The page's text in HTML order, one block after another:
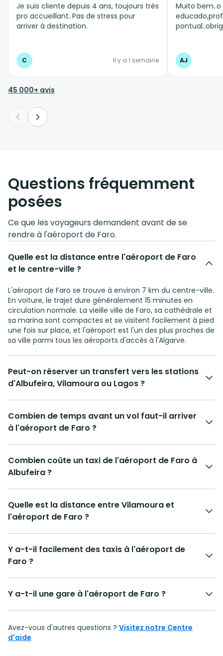
Je suis cliente depuis 4 ans, toujours très
pro accueillant. Pas de stress pour
arriver à destination.
C Il y a 1 semaine
Muito bem..o
AJ
45 000+ avis
Questions fréquemment
posées
Ce que les voyageurs demandent avant de se
rendre à l'aéroport de Faro.
Quelle est la distance entre l'aéroport de Faro
et le centre-ville ?
L'aéroport de Faro se trouve à environ 7 km du centre-ville.
En voiture, le trajet dure généralement 15 minutes en
circulation normale. La vieille ville de Faro, sa cathédrale et
sa marina sont compactes et se visitent facilement à pied
une fois sur place, et l'aéroport est l'un des plus proches de
sa ville parmi tous les aéroports d'accès à l'Algarve.
Peut-on réserver un transfert vers les stations
d'Albufeira, Vilamoura ou Lagos ?
Combien de temps avant un vol faut-il arriver
à l'aéroport de Faro ?
Combien coûte un taxi de l'aéroport de Faro à
Albufeira ?
Quelle est la distance entre Vilamoura et
l'aéroport de Faro ?
Y a-t-il facilement des taxis à l'aéroport de
Faro ?
Y a-t-il une gare à l'aéroport de Faro ?
Avez-vous d'autres questions ? Visitez notre Centre
d'aide